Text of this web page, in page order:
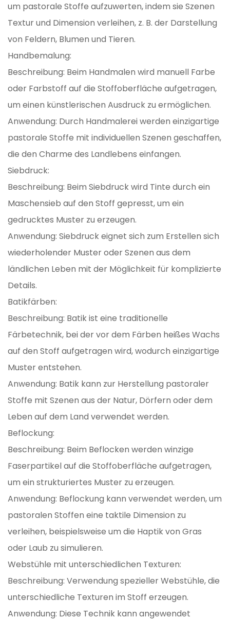
um pastorale Stoffe aufzuwerten, indem sie Szenen
Textur und Dimension verleihen, z. B. der Darstellung
von Feldern, Blumen und Tieren.
Handbemalung:
Beschreibung: Beim Handmalen wird manuell Farbe
oder Farbstoff auf die Stoffoberfläche aufgetragen,
um einen künstlerischen Ausdruck zu ermöglichen.
Anwendung: Durch Handmalerei werden einzigartige
pastorale Stoffe mit individuellen Szenen geschaffen,
die den Charme des Landlebens einfangen.
Siebdruck:
Beschreibung: Beim Siebdruck wird Tinte durch ein
Maschensieb auf den Stoff gepresst, um ein
gedrucktes Muster zu erzeugen.
Anwendung: Siebdruck eignet sich zum Erstellen sich
wiederholender Muster oder Szenen aus dem
ländlichen Leben mit der Möglichkeit für komplizierte
Details.
Batikfärben:
Beschreibung: Batik ist eine traditionelle
Färbetechnik, bei der vor dem Färben heißes Wachs
auf den Stoff aufgetragen wird, wodurch einzigartige
Muster entstehen.
Anwendung: Batik kann zur Herstellung pastoraler
Stoffe mit Szenen aus der Natur, Dörfern oder dem
Leben auf dem Land verwendet werden.
Beflockung:
Beschreibung: Beim Beflocken werden winzige
Faserpartikel auf die Stoffoberfläche aufgetragen,
um ein strukturiertes Muster zu erzeugen.
Anwendung: Beflockung kann verwendet werden, um
pastoralen Stoffen eine taktile Dimension zu
verleihen, beispielsweise um die Haptik von Gras
oder Laub zu simulieren.
Webstühle mit unterschiedlichen Texturen:
Beschreibung: Verwendung spezieller Webstühle, die
unterschiedliche Texturen im Stoff erzeugen.
Anwendung: Diese Technik kann angewendet